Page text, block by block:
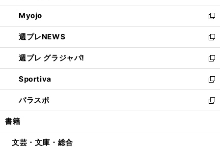
開
く
ウ
で
開
く
ン
ド
ウ
で
開
く
ウ
ィ
ン
ド
ウ
で
開
く
Myojo
新
し
い
ウ
ィ
ン
ド
ウ
で
開
週プレNEWS
新
し
い
ウ
ィ
ン
ド
ウ
開
週プレ グラジャパ!
新
し
い
ウ
ィ
ン
ウ
Sportiva
新
し
い
ウ
ン
パラスポ
新
し
ウ
書籍
文芸・文庫・総合